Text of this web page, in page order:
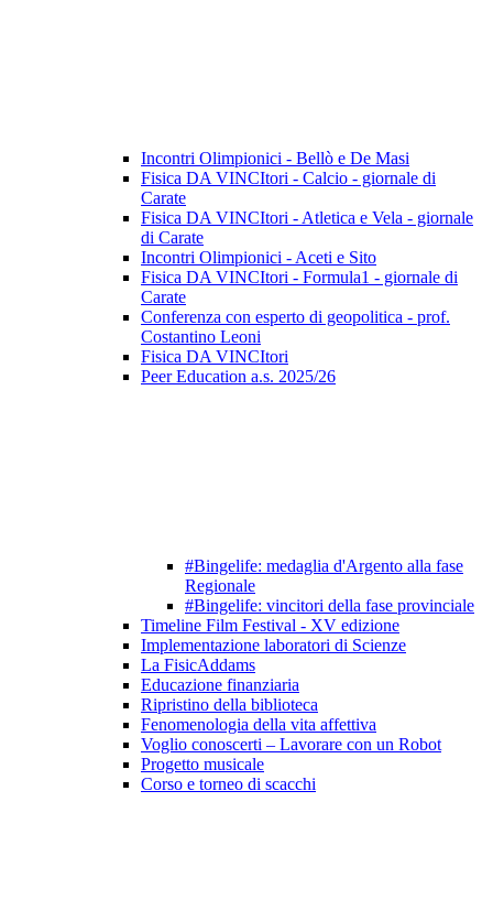
Incontri Olimpionici - Bellò e De Masi
Fisica DA VINCItori - Calcio - giornale di
Carate
Fisica DA VINCItori - Atletica e Vela - giornale
di Carate
Incontri Olimpionici - Aceti e Sito
Fisica DA VINCItori - Formula1 - giornale di
Carate
Conferenza con esperto di geopolitica - prof.
Costantino Leoni
Fisica DA VINCItori
Peer Education a.s. 2025/26
#Bingelife: medaglia d'Argento alla fase
Regionale
#Bingelife: vincitori della fase provinciale
Timeline Film Festival - XV edizione
Implementazione laboratori di Scienze
La FisicAddams
Educazione finanziaria
Ripristino della biblioteca
Fenomenologia della vita affettiva
Voglio conoscerti – Lavorare con un Robot
Progetto musicale
Corso e torneo di scacchi